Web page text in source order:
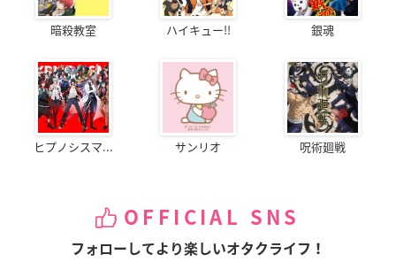
暗殺教室 ハイキュー!! 銀魂
ヒプノシスマ... サンリオ 呪術廻戦
OFFICIAL SNS
フォローしてより楽しいオタクライフ！